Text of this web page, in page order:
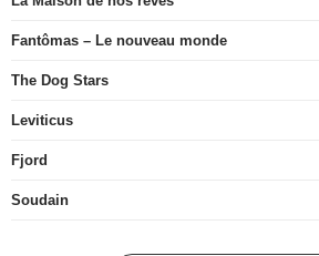
Fantômas – Le nouveau monde
The Dog Stars
Leviticus
Fjord
Soudain